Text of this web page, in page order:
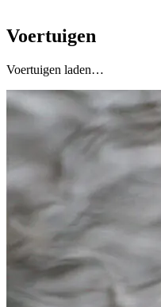
Voertuigen
Voertuigen laden…